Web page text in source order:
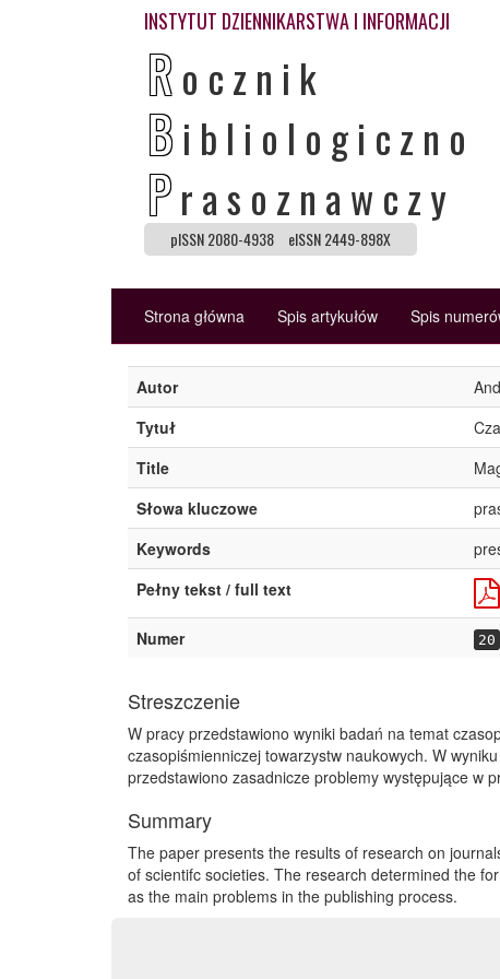
INSTYTUT DZIENNIKARSTWA I INFORMACJI
Rocznik
B ibliologiczno
Prasoznawczy
pISSN 2080-4938 eISSN 2449-898X
Strona główna Spis artykułów Spis
Autor
Tytuł
Title
Słowa kluczowe
Keywords
Pełny tekst / full text
Numer 20
Streszczenie
W pracy przedstawiono wyniki badań na temat
czasopiśmienniczej towarzystw naukowych. W
przedstawiono zasadnicze problemy występujące w
Summary
The paper presents the results of research on
of scientifc societies. The research determined the
as the main problems in the publishing process.